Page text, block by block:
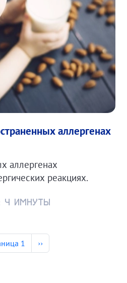
аллергенах
аллергенах
реакциях.
4 имнуты
1 Следующая страница
››